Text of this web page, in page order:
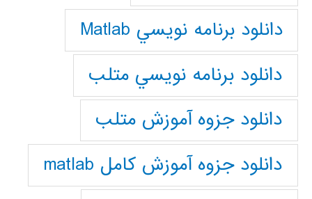
دانلود برنامه نويسي Matlab
دانلود برنامه نويسي متلب
دانلود جزوه آموزش متلب
دانلود جزوه آموزش کامل matlab